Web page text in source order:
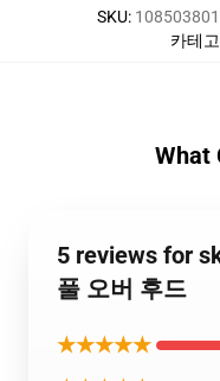
SKU:
카테
What
5 reviews for
풀 오버 후드
★★★★★